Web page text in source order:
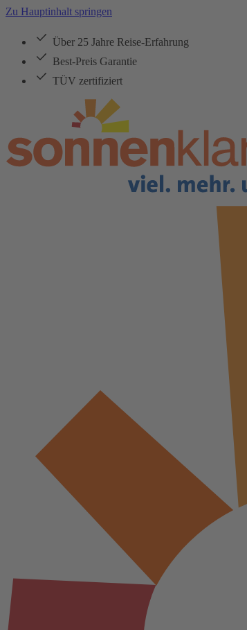
Zu Hauptinhalt springen
Über 25 Jahre Reise-Erfahrung
Best-Preis Garantie
TÜV zertifiziert